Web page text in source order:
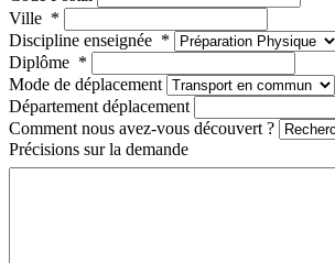
Ville *
Discipline enseignée *
Diplôme *
Mode de déplacement
Département déplacement
Comment nous avez-vous découvert ?
Précisions sur la demande